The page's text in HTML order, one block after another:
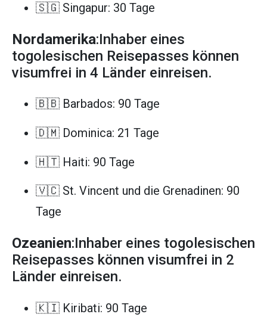
🇸🇬 Singapur: 30 Tage
Nordamerika:Inhaber eines
togolesischen Reisepasses können
visumfrei in 4 Länder einreisen.
🇧🇧 Barbados: 90 Tage
🇩🇲 Dominica: 21 Tage
🇭🇹 Haiti: 90 Tage
🇻🇨 St. Vincent und die Grenadinen: 90
Tage
Ozeanien:Inhaber eines togolesischen
Reisepasses können visumfrei in 2
Länder einreisen.
🇰🇮 Kiribati: 90 Tage